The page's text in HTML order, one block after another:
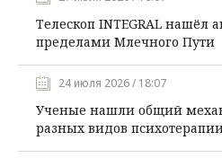
Телескоп INTEGRAL нашёл
пределами Млечного Пути
24 июля 2026 / 18:07
Ученые нашли общий
разных видов